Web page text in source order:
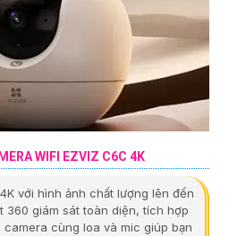
WIFI EZVIZ C6C 4K
với hình ảnh chất lượng lên đến
360 giám sát toàn diện, tích hợp
cùng loa và mic giúp bạn